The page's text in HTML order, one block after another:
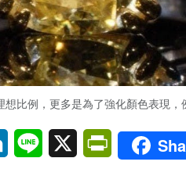
比例，更多是為了強化顏色表現，
LinkedInLine X PrintFriendly